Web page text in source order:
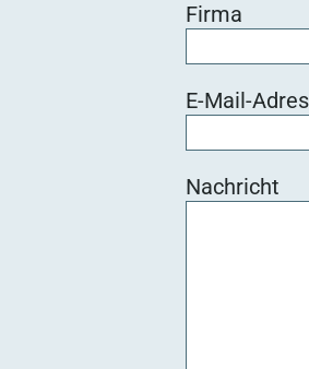
Firma
E-Mail-
Nachricht